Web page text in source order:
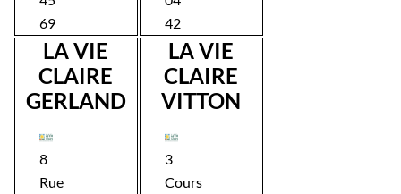
69
42
LA VIE
CLAIRE
GERLAND
8
Rue
LA VIE
CLAIRE
VITTON
3
Cours